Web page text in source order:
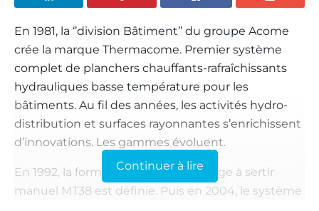
En 1981, la ‘’division Bâtiment’’ du groupe Acome
crée la marque Thermacome. Premier système
complet de planchers chauffants-rafraîchissants
hydrauliques basse température pour les
bâtiments. Au fil des années, les activités hydro-
distribution et surfaces rayonnantes s’enrichissent
d’innovations. Les gammes évoluent.
En 1992, la forme actuelle de l’outillage à sertir
manuel MT38 est définie. Puis en 2004, le système
Continuer à lire